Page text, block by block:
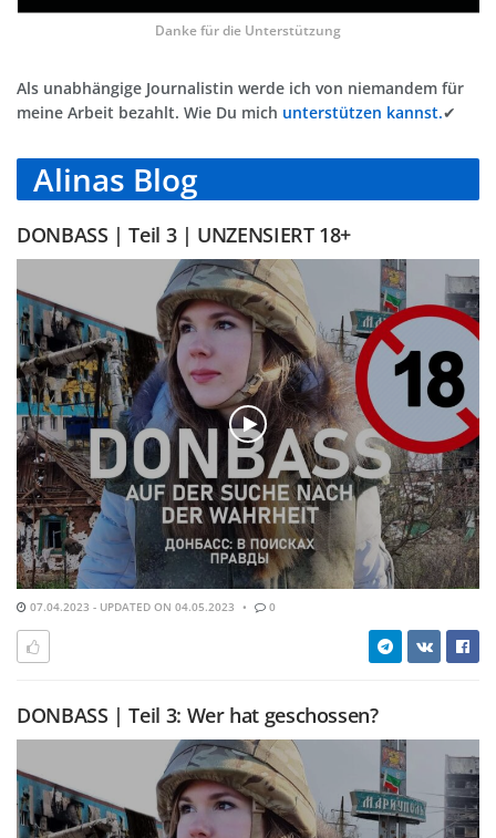
Danke für die Unterstützung
Als unabhängige Journalistin werde ich von niemandem für
meine Arbeit bezahlt. Wie Du mich unterstützen kannst.✔
Alinas Blog
DONBASS | Teil 3 | UNZENSIERT 18+
07.04.2023 - UPDATED ON 04.05.2023 0
DONBASS | Teil 3: Wer hat geschossen?